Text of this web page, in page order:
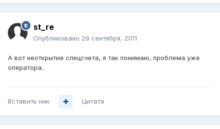
st_re
Опубликовано 29 сентября, 2011
А вот неоткрытие спецсчета, я так понимаю, проблема уже
оператора..
Вставить ник Цитата